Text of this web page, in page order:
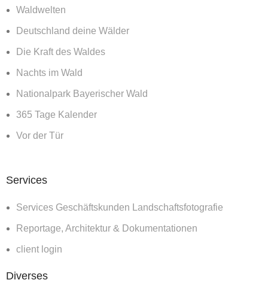
Waldwelten
Deutschland deine Wälder
Die Kraft des Waldes
Nachts im Wald
Nationalpark Bayerischer Wald
365 Tage Kalender
Vor der Tür
Services
Services Geschäftskunden Landschaftsfotografie
Reportage, Architektur & Dokumentationen
client login
Diverses